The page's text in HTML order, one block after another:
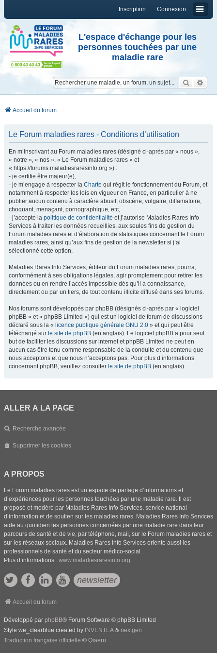
Connexion
Inscription
L'espace d'échange pour les
personnes touchées par une
maladie rare
Accueil du forum
Le Forum maladies rares - Conditions d’utilisation
En m’inscrivant au Forum maladies rares (désigné ci-après par « nous »,
« notre », « nos », « Le Forum maladies rares » et
« https://forums.maladiesraresinfo.org ») :
- je certifie être majeur(e),
- je m’engage à respecter la Charte qui régit le fonctionnement du Forum, et
notamment à respecter les lois en vigueur en France, en particulier à ne
publier aucun contenu à caractère abusif, obscène, vulgaire, diffamatoire,
choquant, menaçant, pornographique, etc,
- j’accepte la politique de confidentialité et j’autorise Maladies Rares Info
Services à traiter les données recueillies, aux seules fins de gestion du
Forum maladies rares et d’élaboration de statistiques concernant le Forum
maladies rares, ainsi qu’aux fins de gestion de la newsletter si j’ai
sélectionné cette option,
Maladies Rares Info Services, éditeur du Forum maladies rares, pourra,
conformément à ses obligations légales, agir promptement pour retirer les
données ou en rendre l’accès impossible dès qu’il a connaissance,
directement ou par un tiers, de tout contenu illicite diffusé dans ses forums.
Nos forums sont développés par phpBB (désignés ci-après par « logiciel
phpBB » et « phpBB Limited ») qui est un logiciel de forum de discussions
déclaré sous la « licence publique générale GNU 2.0 » et qui peut être
téléchargé sur le site de phpBB (en anglais). Le logiciel phpBB a pour seul
but de faciliter les discussions sur internet et phpBB Limited ne peut en
aucun cas être tenu comme responsable de la conduite et du contenu que
nous acceptons et que nous n’acceptons pas. Pour plus d’informations
concernant phpBB, veuillez consulter le site de phpBB (en anglais).
ALLER À LA PAGE
Recherche avancée
Supprimer les cookies
A PROPOS
Le Forum maladies rares est un espace de partage d’informations et
d’expériences pour les personnes touchées par une maladie rare. Il est
proposé et modéré par Maladies Rares Info Services, service national
d’information et de soutien sur les maladies rares. Maladies Rares Info Services
aide au quotidien les personnes concernées par une maladie rare dans leur
parcours de santé et de vie, par téléphone, mail, sur le Forum maladies rares et
sur les réseaux sociaux. Maladies Rares Info Services oriente aussi les
professionnels de santé et du secteur médico-social.
Plus d’informations : www.maladiesraresinfo.org
newsletter
Accueil du forum
Développé par phpBB® Forum Software © phpBB Limited
Style we_clearblue created by INVENTEA & nextgen
Traduction française officielle © Qiaeru